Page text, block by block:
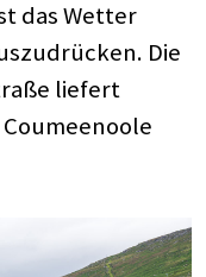
das Wetter
Die
liefert